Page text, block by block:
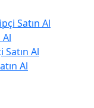
Satın Al
Al
Al